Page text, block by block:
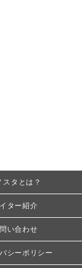
スタとは？
ター紹介
い合わせ
シーポリシー